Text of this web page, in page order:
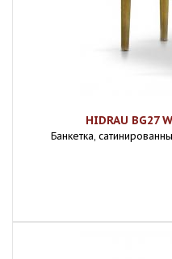
HIDRAU BG27
Банкетка,